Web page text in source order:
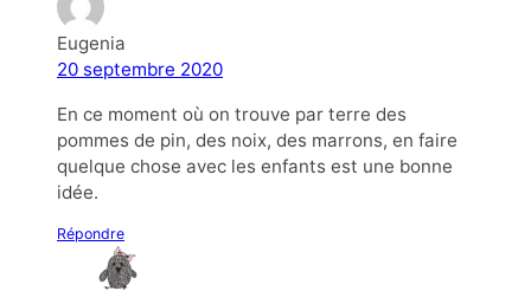
Eugenia
20 septembre 2020
En ce moment où on trouve par terre des
pommes de pin, des noix, des marrons, en faire
quelque chose avec les enfants est une bonne
idée.
Répondre